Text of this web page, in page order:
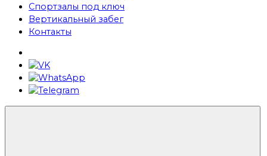
Спортзалы под ключ
Вертикальный забег
Контакты